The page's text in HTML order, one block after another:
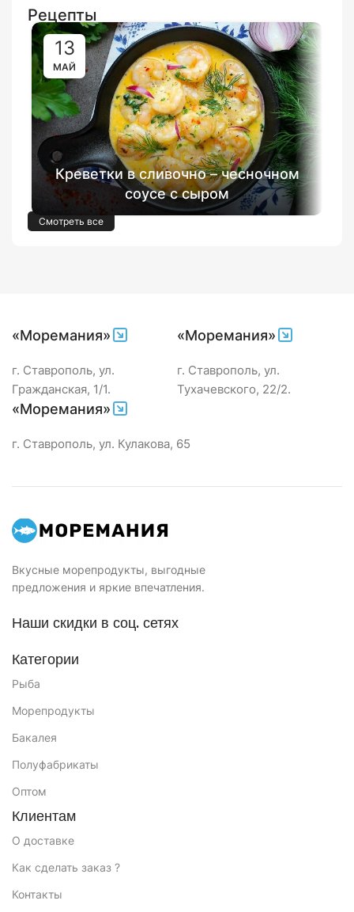
Рецепты
13
МАЙ
Креветки в сливочно – чесночном
соусе с сыром
Смотреть все
«Моремания»
г. Ставрополь, ул.
Гражданская, 1/1.
«Моремания»
г. Ставрополь, ул.
Тухачевского, 22/2.
«Моремания»
г. Ставрополь, ул. Кулакова, 65
Вкусные морепродукты, выгодные
предложения и яркие впечатления.
Наши скидки в соц. сетях
Категории
Рыба
Морепродукты
Бакалея
Полуфабрикаты
Оптом
Клиентам
О доставке
Как сделать заказ ?
Контакты